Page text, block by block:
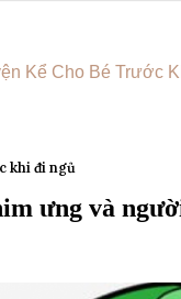
Kể Cho Bé Trước
khi đi ngủ
ưng và